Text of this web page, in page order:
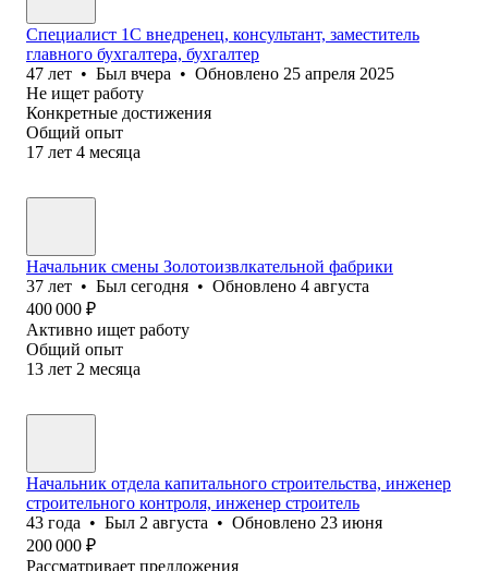
Специалист 1С внедренец, консультант, заместитель
главного бухгалтера, бухгалтер
47 лет • Был вчера • Обновлено 25 апреля 2025
Не ищет работу
Конкретные достижения
Общий опыт
17 лет 4 месяца
Начальник смены Золотоизвлкательной фабрики
37 лет • Был сегодня • Обновлено 4 августа
400 000 ₽
Активно ищет работу
Общий опыт
13 лет 2 месяца
Начальник отдела капитального строительства, инженер
строительного контроля, инженер строитель
43 года • Был 2 августа • Обновлено 23 июня
200 000 ₽
Рассматривает предложения